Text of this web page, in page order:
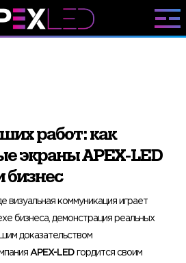
работ: как
экраны APEX-LED
бизнес
визуальная коммуникация играет
бизнеса, демонстрация реальных
доказательством
APEX-LED гордится своим